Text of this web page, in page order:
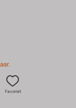
Favoriet